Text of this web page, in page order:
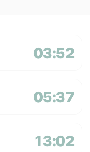
03:52
05:37
13:02